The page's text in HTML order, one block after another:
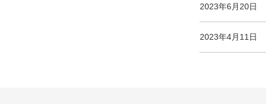
2023年6月20日
2023年4月11日